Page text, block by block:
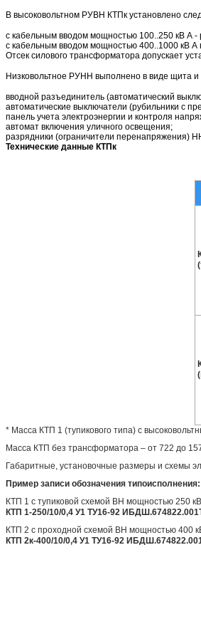
В высоковольтном РУВН КТПк установлено
с кабельным вводом мощностью 100..250 кВ А
с кабельным вводом мощностью 400..1000 кВ А
Отсек силового трансформатора допускает
Низковольтное РУНН выполнено в виде щита
вводной разъединитель (автоматический
автоматические выключатели (рубильники с
панель учета электроэнергии и контроля
автомат включения уличного освещения;
разрядники (ограничители перенапряжения)
Технические данные КТПк
* Масса КТП 1 (тупикового типа) с
Масса КТП без трансформатора – от 722 до
Габаритные, установочные размеры и схемы
Пример записи обозначения типоисполнения:
КТП 1 с тупиковой схемой ВН мощностью 250
КТП 1-250/10/0,4 У1 ТУ16-92
КТП 2 с проходной схемой ВН мощностью 400
КТП 2к-400/10/0,4 У1 ТУ16-92